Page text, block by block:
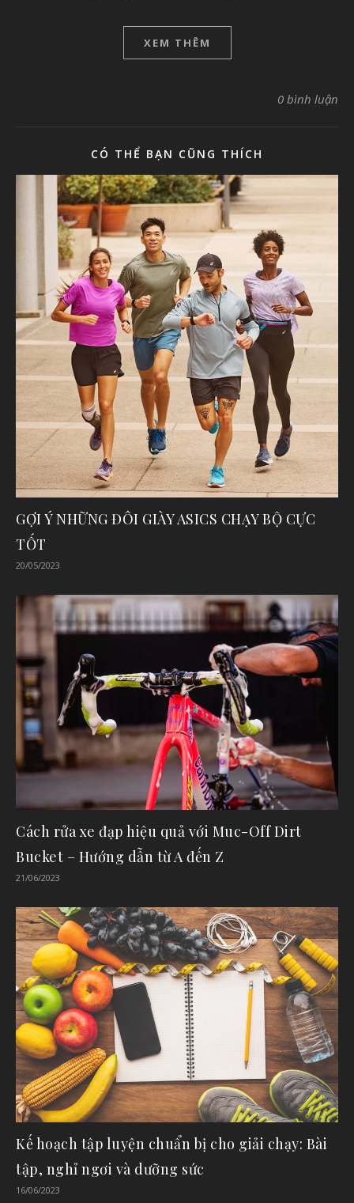
XEM THÊM
0 bình luận
CÓ THỂ BẠN CŨNG THÍCH
GỢI Ý NHỮNG ĐÔI GIÀY ASICS CHẠY BỘ CỰC
TỐT
20/05/2023
Cách rửa xe đạp hiệu quả với Muc-Off Dirt
Bucket – Hướng dẫn từ A đến Z
21/06/2023
Kế hoạch tập luyện chuẩn bị cho giải chạy: Bài
tập, nghỉ ngơi và dưỡng sức
16/06/2023